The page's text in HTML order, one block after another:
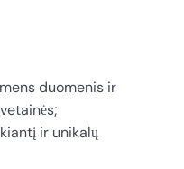
duomenis ir
ir unikalų